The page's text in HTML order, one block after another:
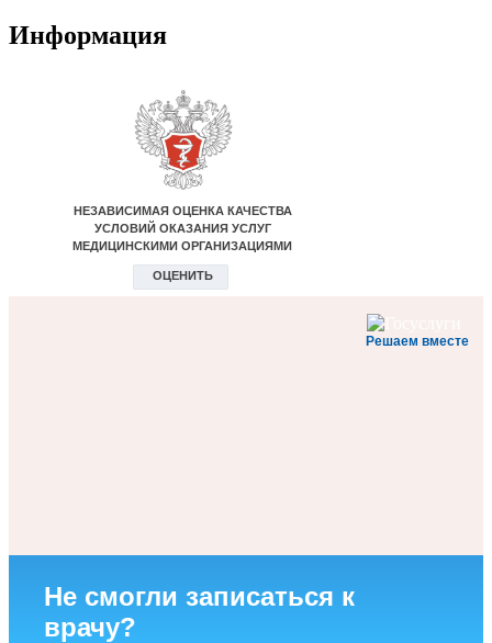
Информация
Решаем вместе
Не смогли записаться к
врачу?